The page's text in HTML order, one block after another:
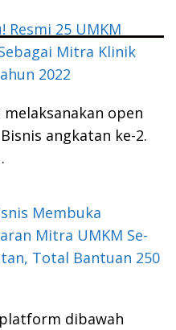
Resmi 25 UMKM
Mitra Klinik
2022
open
angkatan ke-2.
Membuka
Mitra UMKM Se-
Total Bantuan 250
dibawah